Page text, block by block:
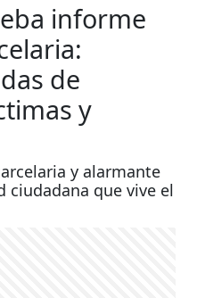
informe
de
y
y alarmante
ciudadana que vive el